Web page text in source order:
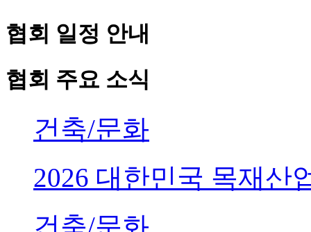
협회 일정 안내
협회 주요 소식
건축/문화
2026 대한민국 목재산